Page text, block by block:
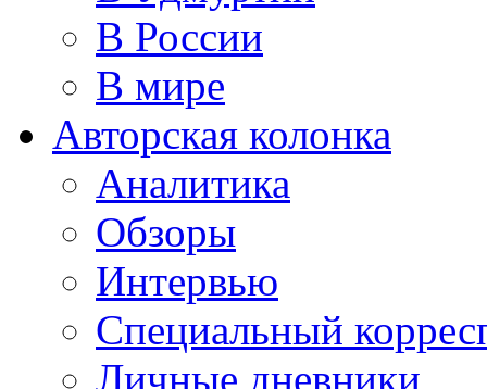
В России
В мире
Авторская колонка
Аналитика
Обзоры
Интервью
Специальный
Личные дневники